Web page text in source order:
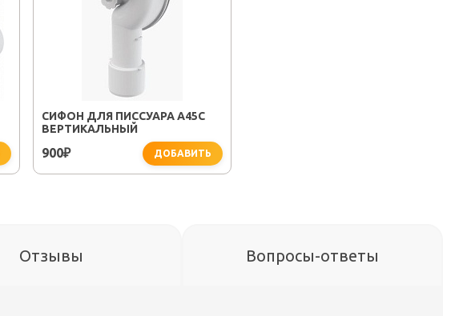
СИФОН ДЛЯ ПИССУАРА A45C
ВЕРТИКАЛЬНЫЙ
900₽ ДОБАВИТЬ
Отзывы Вопросы-ответы